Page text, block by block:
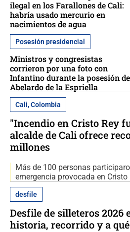
ilegal en los Farallones de Cali:
habría usado mercurio en
nacimientos de agua
Posesión presidencial
Ministros y congresistas
corrieron por una foto con
Infantino durante la posesión de
Abelardo de la Espriella
Cali, Colombia
"Incendio en Cristo Rey
alcalde de Cali ofrece
millones
Más de 100 personas
emergencia provocada en Cristo
desfile
Desfile de silleteros 2026
historia, recorrido y a